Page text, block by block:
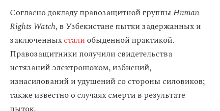
Согласно докладу правозащитной группыHuman
Rights Watch, в Узбекистане пытки задержанных и
заключенныхсталиобыденной практикой.
Правозащитники получили свидетельства
истязаний электрошоком, избиений,
изнасилований и удушений со стороны силовиков;
также известно о случаях смерти в результате